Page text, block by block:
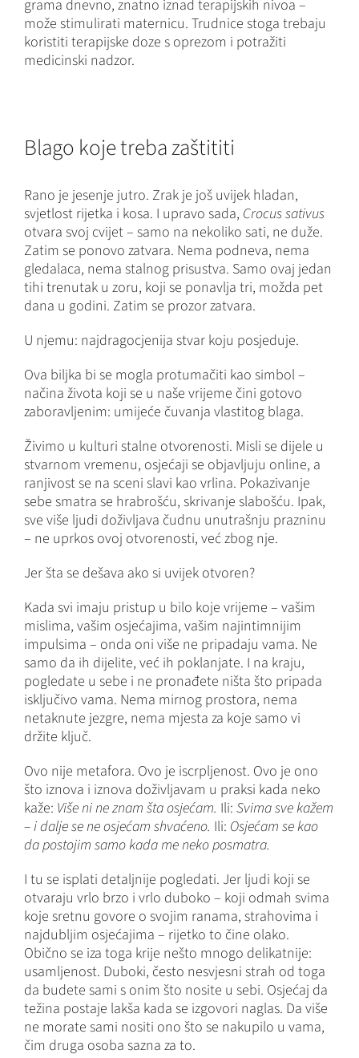
grama dnevno, znatno iznad terapijskih nivoa –
može stimulirati maternicu. Trudnice stoga trebaju
koristiti terapijske doze s oprezom i potražiti
medicinski nadzor.
Blago koje treba zaštititi
Rano je jesenje jutro. Zrak je još uvijek hladan,
svjetlost rijetka i kosa. I upravo sada, Crocus sativus
otvara svoj cvijet – samo na nekoliko sati, ne duže.
Zatim se ponovo zatvara. Nema podneva, nema
gledalaca, nema stalnog prisustva. Samo ovaj jedan
tihi trenutak u zoru, koji se ponavlja tri, možda pet
dana u godini. Zatim se prozor zatvara.
U njemu: najdragocjenija stvar koju posjeduje.
Ova biljka bi se mogla protumačiti kao simbol –
načina života koji se u naše vrijeme čini gotovo
zaboravljenim: umijeće čuvanja vlastitog blaga.
Živimo u kulturi stalne otvorenosti. Misli se dijele u
stvarnom vremenu, osjećaji se objavljuju online, a
ranjivost se na sceni slavi kao vrlina. Pokazivanje
sebe smatra se hrabrošću, skrivanje slabošću. Ipak,
sve više ljudi doživljava čudnu unutrašnju prazninu
– ne uprkos ovoj otvorenosti, već zbog nje.
Jer šta se dešava ako si uvijek otvoren?
Kada svi imaju pristup u bilo koje vrijeme – vašim
mislima, vašim osjećajima, vašim najintimnijim
impulsima – onda oni više ne pripadaju vama. Ne
samo da ih dijelite, već ih poklanjate. I na kraju,
pogledate u sebe i ne pronađete ništa što pripada
isključivo vama. Nema mirnog prostora, nema
netaknute jezgre, nema mjesta za koje samo vi
držite ključ.
Ovo nije metafora. Ovo je iscrpljenost. Ovo je ono
što iznova i iznova doživljavam u praksi kada neko
kaže: Više ni ne znam šta osjećam. Ili: Svima sve kažem
– i dalje se ne osjećam shvaćeno. Ili: Osjećam se kao
da postojim samo kada me neko posmatra.
I tu se isplati detaljnije pogledati. Jer ljudi koji se
otvaraju vrlo brzo i vrlo duboko – koji odmah svima
koje sretnu govore o svojim ranama, strahovima i
najdubljim osjećajima – rijetko to čine olako.
Obično se iza toga krije nešto mnogo delikatnije:
usamljenost. Duboki, često nesvjesni strah od toga
da budete sami s onim što nosite u sebi. Osjećaj da
težina postaje lakša kada se izgovori naglas. Da više
ne morate sami nositi ono što se nakupilo u vama,
čim druga osoba sazna za to.